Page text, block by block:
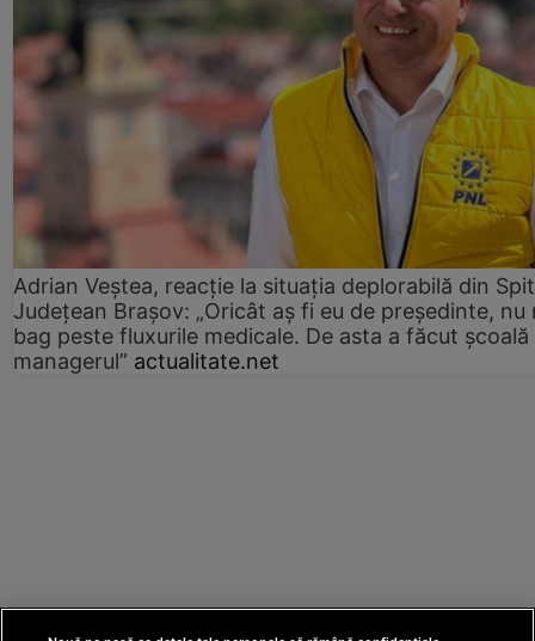
Adrian Veștea, reacție la situația deplorabilă din
Județean Brașov: „Oricât aș fi eu de președinte, nu
bag peste fluxurile medicale. De asta a făcut școală
managerul” actualitate.net